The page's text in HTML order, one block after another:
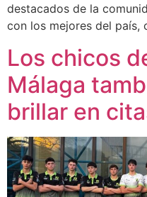
destacados de la
con los mejores del país,
Los chicos
Málaga
brillar en